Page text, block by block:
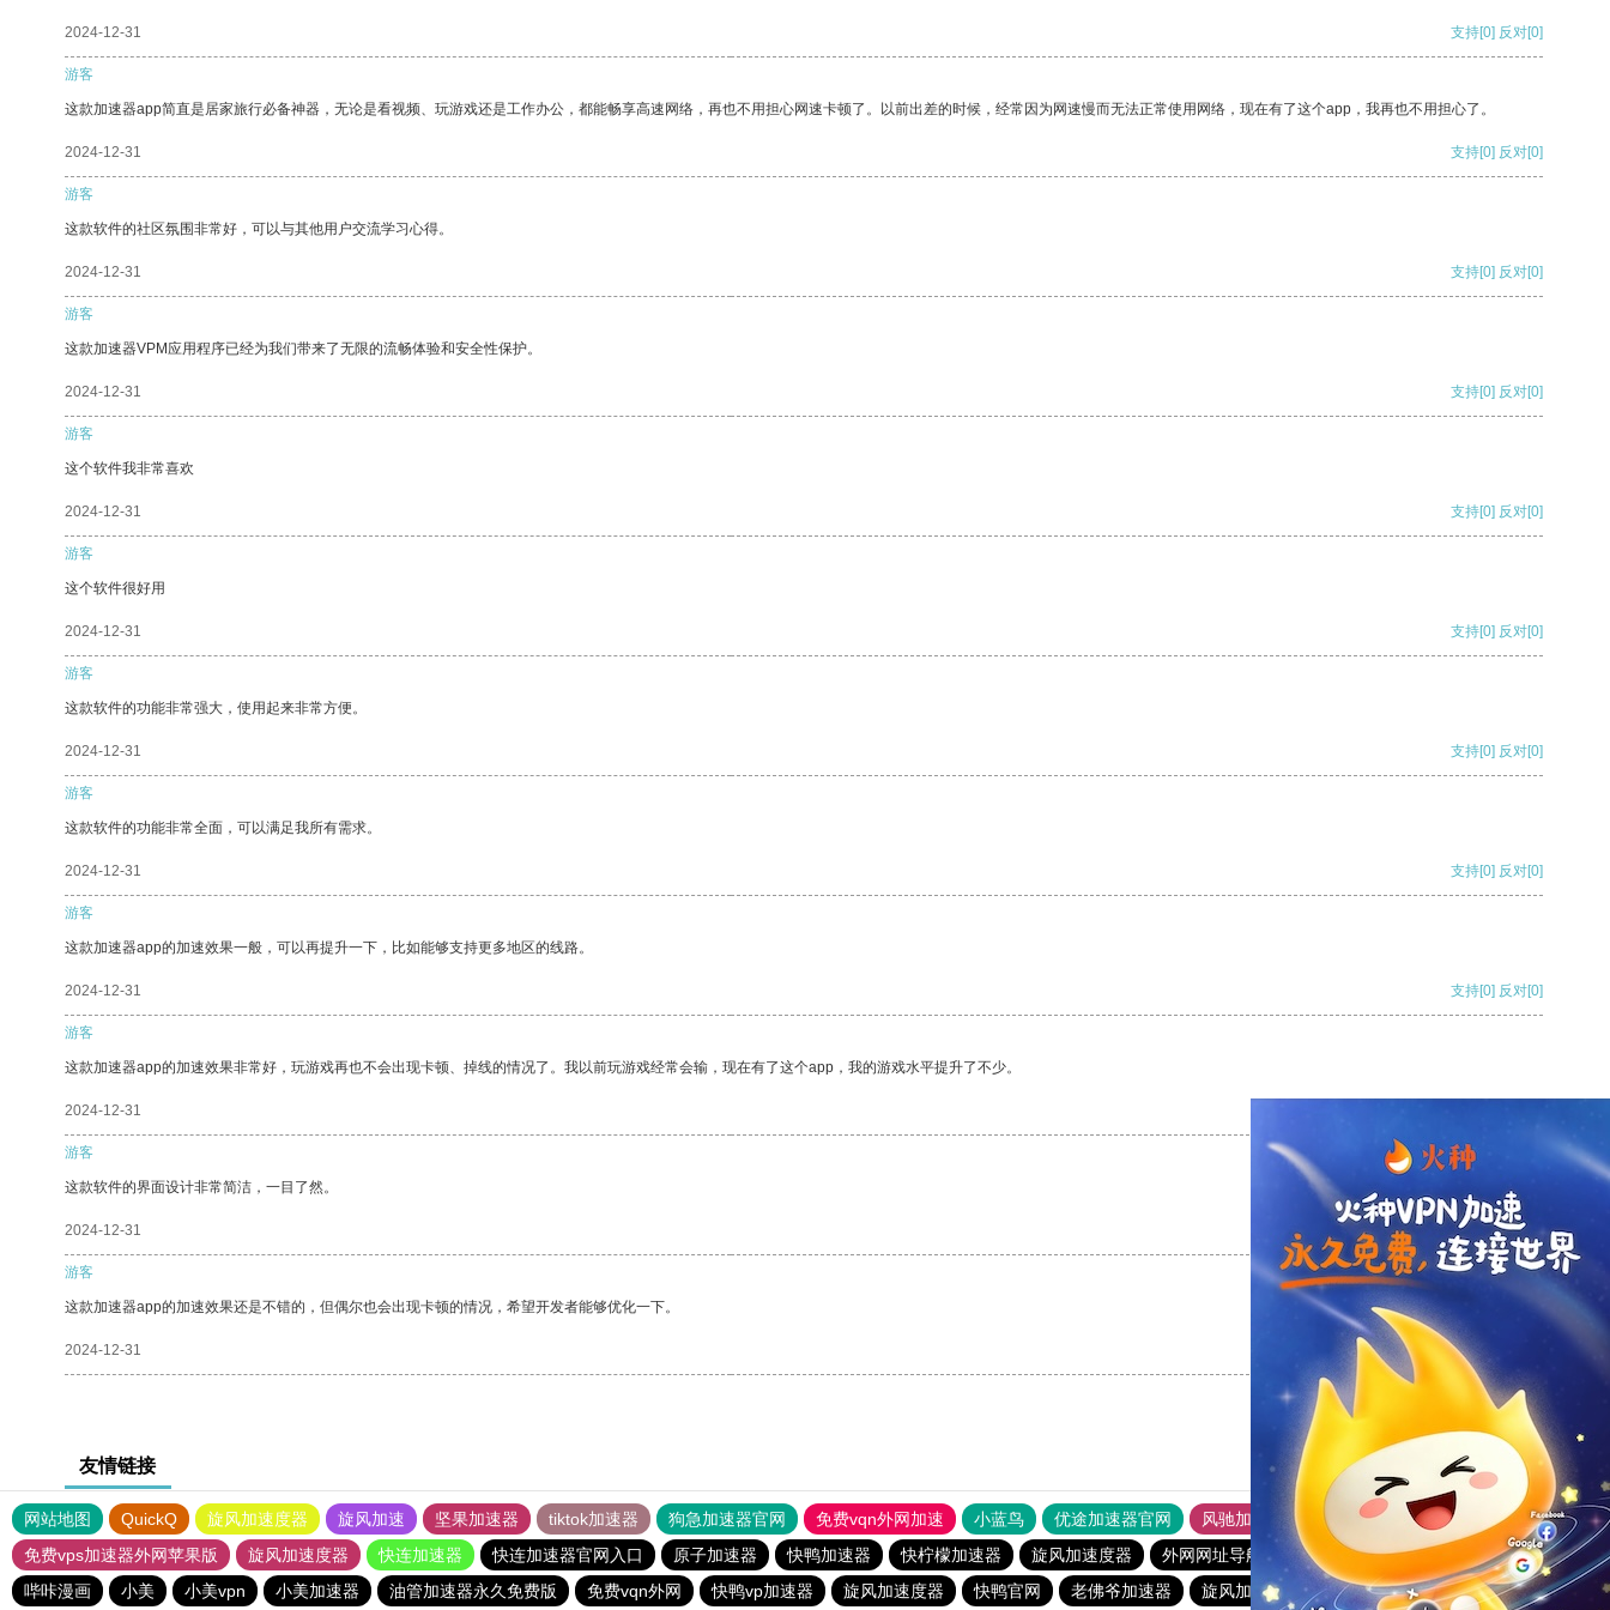
2024-12-31 支持[0] 反对[0]
游客
这款加速器app简直是居家旅行必备神器，无论是看视频、玩游戏还是工作办公，都能畅享高速网络，再也不用担心网速卡顿了。以前出差的时候，经常因为网速慢而无法正常使用网络，现在有了这个app，我再也不用担心了。
2024-12-31 支持[0] 反对[0]
游客
这款软件的社区氛围非常好，可以与其他用户交流学习心得。
2024-12-31 支持[0] 反对[0]
游客
这款加速器VPM应用程序已经为我们带来了无限的流畅体验和安全性保护。
2024-12-31 支持[0] 反对[0]
游客
这个软件我非常喜欢
2024-12-31 支持[0] 反对[0]
游客
这个软件很好用
2024-12-31 支持[0] 反对[0]
游客
这款软件的功能非常强大，使用起来非常方便。
2024-12-31 支持[0] 反对[0]
游客
这款软件的功能非常全面，可以满足我所有需求。
2024-12-31 支持[0] 反对[0]
游客
这款加速器app的加速效果一般，可以再提升一下，比如能够支持更多地区的线路。
2024-12-31 支持[0] 反对[0]
游客
这款加速器app的加速效果非常好，玩游戏再也不会出现卡顿、掉线的情况了。我以前玩游戏经常会输，现在有了这个app，我的游戏水平提升了不少。
2024-12-31
游客
这款软件的界面设计非常简洁，一目了然。
2024-12-31 支持 [0] 反对 [0]
游客
这款加速器app的加速效果还是不错的，但偶尔也会出现卡顿的情况，希望开发者能够优化一下。
2024-12-31 支持
友情链接
网站地图 QuickQ 旋风加速度器 旋风加速 坚果加速器 tiktok加速器 狗急加速器官网 免费vqn外网加速 小蓝鸟 优途加速器官网 风驰加速器
旋风加速器
免费vps加速器外网苹果版
旋风加速度器 快连加速器 快连加速器官网入口 原子加速器 快鸭加速器 快柠檬加速器 旋风加速度器 外网网址导航 软件中心 雷霆加速
狂飙加速器
哔咔漫画
小美 小美vpn 小美加速器 油管加速器永久免费版 免费vqn外网 快鸭vp加速器 旋风加速度器 快鸭官网 老佛爷加速器 旋风加速度器 极光vqn官网